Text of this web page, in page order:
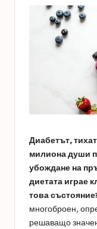
Диабетът,
милиона души
убождане на
диетата играе
това състояние?
многоброен,
решаващо